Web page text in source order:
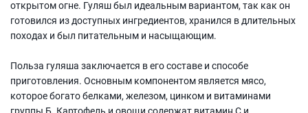
открытом огне. Гуляш был идеальным вариантом, так как он
готовился из доступных ингредиентов, хранился в длительных
походах и был питательным и насыщающим.
Польза гуляша заключается в его составе и способе
приготовления. Основным компонентом является мясо,
которое богато белками, железом, цинком и витаминами